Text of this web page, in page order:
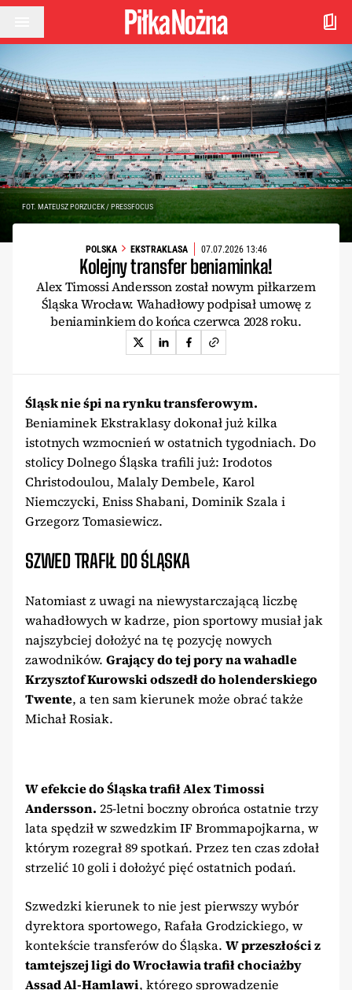
Przejdź do treści
FOT. MATEUSZ PORZUCEK / PRESSFOCUS
POLSKA EKSTRAKLASA 07.07.2026 13:46
Kolejny transfer beniaminka!
Alex Timossi Andersson został nowym piłkarzem
Śląska Wrocław. Wahadłowy podpisał umowę z
beniaminkiem do końca czerwca 2028 roku.
Śląsk nie śpi na rynku transferowym.
Beniaminek Ekstraklasy dokonał już kilka
istotnych wzmocnień w ostatnich tygodniach. Do
stolicy Dolnego Śląska trafili już: Irodotos
Christodoulou, Malaly Dembele, Karol
Niemczycki, Eniss Shabani, Dominik Szala i
Grzegorz Tomasiewicz.
SZWED TRAFIŁ DO ŚLĄSKA
Natomiast z uwagi na niewystarczającą liczbę
wahadłowych w kadrze, pion sportowy musiał jak
najszybciej dołożyć na tę pozycję nowych
zawodników. Grający do tej pory na wahadle
Krzysztof Kurowski odszedł do holenderskiego
Twente, a ten sam kierunek może obrać także
Michał Rosiak.
W efekcie do Śląska trafił Alex Timossi
Andersson. 25-letni boczny obrońca ostatnie trzy
lata spędził w szwedzkim IF Brommapojkarna, w
którym rozegrał 89 spotkań. Przez ten czas zdołał
strzelić 10 goli i dołożyć pięć ostatnich podań.
Szwedzki kierunek to nie jest pierwszy wybór
dyrektora sportowego, Rafała Grodzickiego, w
kontekście transferów do Śląska. W przeszłości z
tamtejszej ligi do Wrocławia trafił chociażby
Assad Al-Hamlawi, którego sprowadzenie